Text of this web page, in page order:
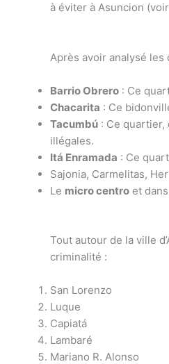
à éviter à Asuncion
Après avoir analysé les
Barrio Obrero : Ce
Chacarita : Ce
Tacumbú : Ce quartier,
illégales.
Itá Enramada : Ce
Sajonia, Carmelitas,
Le micro centro et
Tout autour de la ville
criminalité :
San Lorenzo
Luque
Capiatá
Lambaré
Mariano R. Alonso